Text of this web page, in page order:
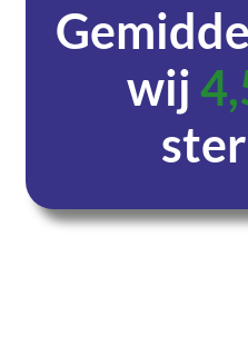
wij